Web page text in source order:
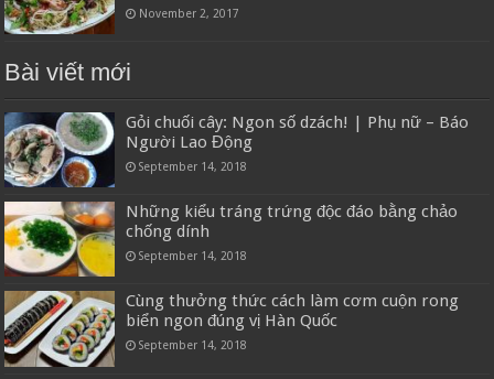
November 2, 2017
Bài viết mới
Gỏi chuối cây: Ngon số dzách! | Phụ nữ – Báo
Người Lao Động
September 14, 2018
Những kiểu tráng trứng độc đáo bằng chảo
chống dính
September 14, 2018
Cùng thưởng thức cách làm cơm cuộn rong
biển ngon đúng vị Hàn Quốc
September 14, 2018